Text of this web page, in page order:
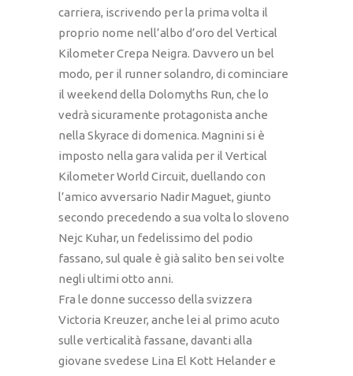
carriera, iscrivendo per la prima volta il
proprio nome nell’albo d’oro del Vertical
Kilometer Crepa Neigra. Davvero un bel
modo, per il runner solandro, di cominciare
il weekend della Dolomyths Run, che lo
vedrà sicuramente protagonista anche
nella Skyrace di domenica. Magnini si è
imposto nella gara valida per il Vertical
Kilometer World Circuit, duellando con
l’amico avversario Nadir Maguet, giunto
secondo precedendo a sua volta lo sloveno
Nejc Kuhar, un fedelissimo del podio
fassano, sul quale è già salito ben sei volte
negli ultimi otto anni.
Fra le donne successo della svizzera
Victoria Kreuzer, anche lei al primo acuto
sulle verticalità fassane, davanti alla
giovane svedese Lina El Kott Helander e